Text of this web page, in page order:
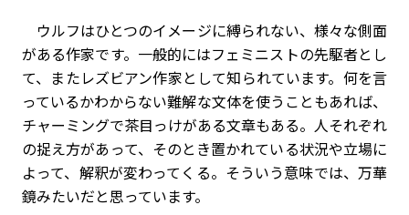
ウルフはひとつのイメージに縛られない、様々な側面
がある作家です。一般的にはフェミニストの先駆者とし
て、またレズビアン作家として知られています。何を言
っているかわからない難解な文体を使うこともあれば、
チャーミングで茶目っけがある文章もある。人それぞれ
の捉え方があって、そのとき置かれている状況や立場に
よって、解釈が変わってくる。そういう意味では、万華
鏡みたいだと思っています。